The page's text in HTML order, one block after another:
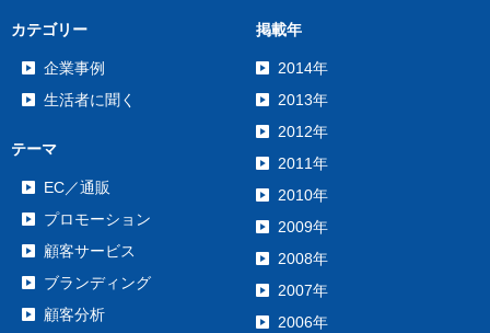
カテゴリー
企業事例
生活者に聞く
テーマ
EC／通販
プロモーション
顧客サービス
ブランディング
顧客分析
掲載年
2014年
2013年
2012年
2011年
2010年
2009年
2008年
2007年
2006年